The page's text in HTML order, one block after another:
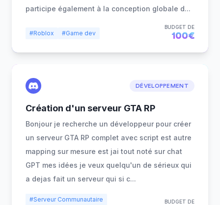
participe également à la conception globale d...
#Roblox #Game dev
BUDGET DE
100€
DÉVELOPPEMENT
Création d'un serveur GTA RP
Bonjour je recherche un développeur pour créer
un serveur GTA RP complet avec script est autre
mapping sur mesure est jai tout noté sur chat
GPT mes idées je veux quelqu'un de sérieux qui
a dejas fait un serveur qui si c...
#Serveur Communautaire
BUDGET DE